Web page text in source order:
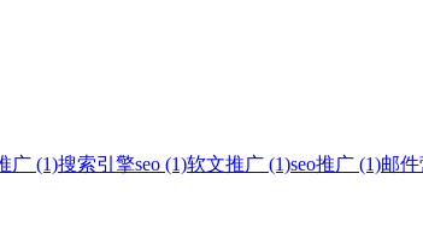
广 (1)搜索引擎seo (1)软文推广 (1)seo推广 (1)邮